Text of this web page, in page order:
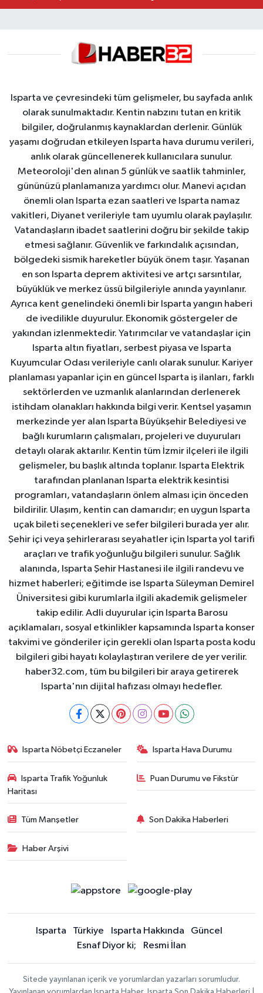
Isparta ve çevresindeki tüm gelişmeler, bu sayfada anlık
olarak sunulmaktadır. Kentin nabzını tutan en kritik
bilgiler, doğrulanmış kaynaklardan derlenir. Günlük
yaşamı doğrudan etkileyen Isparta hava durumu verileri,
anlık olarak güncellenerek kullanıcılara sunulur.
Meteoroloji'den alınan 5 günlük ve saatlik tahminler,
gününüzü planlamanıza yardımcı olur. Manevi açıdan
önemli olan Isparta ezan saatleri ve Isparta namaz
vakitleri, Diyanet verileriyle tam uyumlu olarak paylaşılır.
Vatandaşların ibadet saatlerini doğru bir şekilde takip
etmesi sağlanır. Güvenlik ve farkındalık açısından,
bölgedeki sismik hareketler büyük önem taşır. Yaşanan
en son Isparta deprem aktivitesi ve artçı sarsıntılar,
büyüklük ve merkez üssü bilgileriyle anında yayınlanır.
Ayrıca kent genelindeki önemli bir Isparta yangın haberi
de ivedilikle duyurulur. Ekonomik göstergeler de
yakından izlenmektedir. Yatırımcılar ve vatandaşlar için
Isparta altın fiyatları, serbest piyasa ve Isparta
Kuyumcular Odası verileriyle canlı olarak sunulur. Kariyer
planlaması yapanlar için en güncel Isparta iş ilanları, farklı
sektörlerden ve uzmanlık alanlarından derlenerek
istihdam olanakları hakkında bilgi verir. Kentsel yaşamın
merkezinde yer alan Isparta Büyükşehir Belediyesi ve
bağlı kurumların çalışmaları, projeleri ve duyuruları
detaylı olarak aktarılır. Kentin tüm İzmir ilçeleri ile ilgili
gelişmeler, bu başlık altında toplanır. Isparta Elektrik
tarafından planlanan Isparta elektrik kesintisi
programları, vatandaşların önlem alması için önceden
bildirilir. Ulaşım, kentin can damarıdır; en uygun Isparta
uçak bileti seçenekleri ve sefer bilgileri burada yer alır.
Şehir içi veya şehirlerarası seyahatler için Isparta yol tarifi
araçları ve trafik yoğunluğu bilgileri sunulur. Sağlık
alanında, Isparta Şehir Hastanesi ile ilgili randevu ve
hizmet haberleri; eğitimde ise Isparta Süleyman Demirel
Üniversitesi gibi kurumlarla ilgili akademik gelişmeler
takip edilir. Adli duyurular için Isparta Barosu
açıklamaları, sosyal etkinlikler kapsamında Isparta konser
takvimi ve gönderiler için gerekli olan Isparta posta kodu
bilgileri gibi hayatı kolaylaştıran verilere de yer verilir.
haber32.com, tüm bu bilgileri bir araya getirerek
Isparta'nın dijital hafızası olmayı hedefler.
Isparta Nöbetçi Eczaneler Isparta Hava Durumu
Isparta Trafik Yoğunluk
Haritası
Puan Durumu ve Fikstür
Tüm Manşetler Son Dakika Haberleri
Haber Arşivi
Isparta Türkiye Isparta Hakkında
Güncel
Esnaf Diyor ki;
Resmi İlan
Sitede yayınlanan içerik ve yorumlardan yazarları sorumludur.